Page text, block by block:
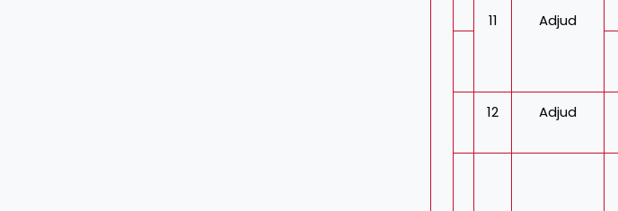
11 Adjud
12 Adjud